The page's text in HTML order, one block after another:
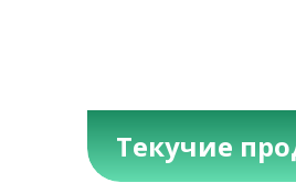
Текучие